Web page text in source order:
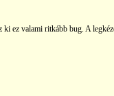
ez valami ritkább bug. A